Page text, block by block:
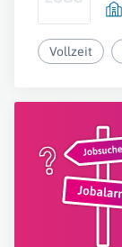
Vollzeit